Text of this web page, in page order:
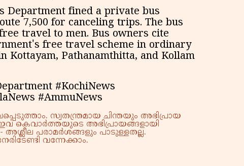
Department fined a private bus
₹7,500 for canceling trips. The bus
travel to men. Bus owners cite
free travel scheme in ordinary
Kottayam, Pathanamthitta, and Kollam
#KochiNews
#AmmuNews
സ്വതന്ത്രമായ ചിന്തയും അഭിപ്രായ
കെവാർത്തയുടെ അഭിപ്രായങ്ങളായി
പരാമർശങ്ങളും പാടുള്ളതല്ല.
വന്നേക്കാം.